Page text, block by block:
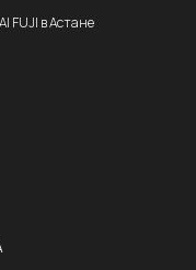
FUJI в Астане